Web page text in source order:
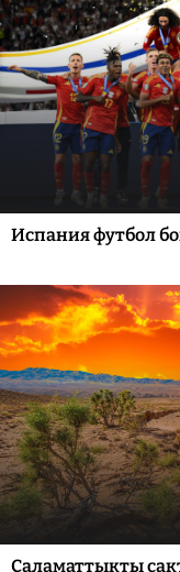
Испания футбол
Саламаттыкты